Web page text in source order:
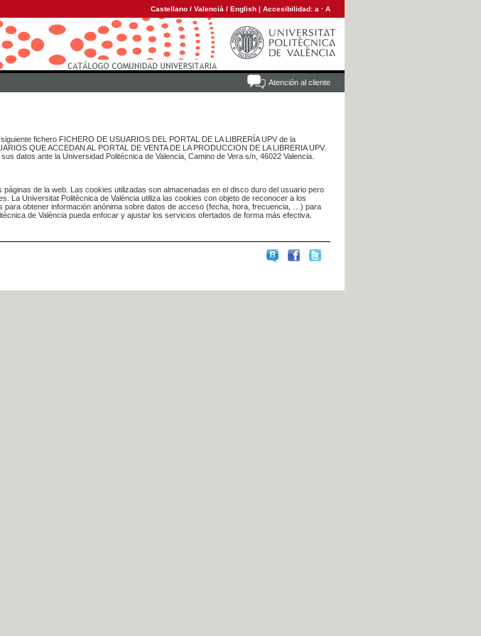
Castellano / Valencià / English | Accesibilidad: a · A
Atención al cliente
fichero FICHERO DE USUARIOS DEL PORTAL DE LA LIBRERÍA UPV de la
QUE ACCEDAN AL PORTAL DE VENTA DE LA PRODUCCION DE LA LIBRERIA UPV.
datos ante la Universidad Politécnica de Valencia, Camino de Vera s/n, 46022 Valencia.
de la web. Las cookies utilizadas son almacenadas en el disco duro del usuario pero
La Universitat Politècnica de València utiliza las cookies con objeto de reconocer a los
obtener información anónima sobre datos de acceso (fecha, hora, frecuencia, …) para
de València pueda enfocar y ajustar los servicios ofertados de forma más efectiva.